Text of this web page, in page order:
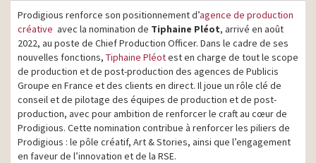
Prodigious renforce son positionnement d’agence de production
créative avec la nomination de Tiphaine Pléot, arrivé en août
2022, au poste de Chief Production Officer. Dans le cadre de ses
nouvelles fonctions, Tiphaine Pléotest en charge de tout le scope
de production et de post-production des agences de Publicis
Groupe en France et des clients en direct. Il joue un rôle clé de
conseil et de pilotage des équipes de production et de post-
production, avec pour ambition de renforcer le craft au cœur de
Prodigious. Cette nomination contribue à renforcer les piliers de
Prodigious : le pôle créatif, Art & Stories, ainsi que l’engagement
en faveur de l’innovation et de la RSE.